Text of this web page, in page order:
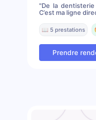
"De la
C’est ma ligne
📖 5 prestations
Prendre